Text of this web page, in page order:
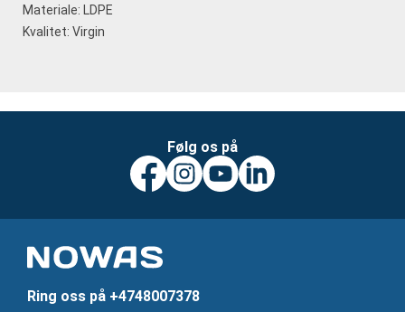
Materiale: LDPE
Kvalitet: Virgin
Følg os på
Ring oss på +4748007378